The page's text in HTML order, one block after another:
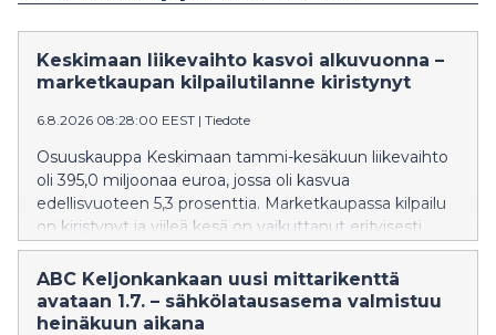
Keskimaan liikevaihto kasvoi alkuvuonna –
marketkaupan kilpailutilanne kiristynyt
6.8.2026 08:28:00 EEST | Tiedote
Osuuskauppa Keskimaan tammi-kesäkuun liikevaihto
oli 395,0 miljoonaa euroa, jossa oli kasvua
edellisvuoteen 5,3 prosenttia. Marketkaupassa kilpailu
on kiristynyt ja viileä kesä on vaikuttanut erityisesti
mökkipaikkakuntien marketkauppojen myynnin
kehitykseen, kun mökkeilijöitä on ollut tavanomaista
vähemmän liikenteessä.
ABC Keljonkankaan uusi mittarikenttä
avataan 1.7. – sähkölatausasema valmistuu
heinäkuun aikana